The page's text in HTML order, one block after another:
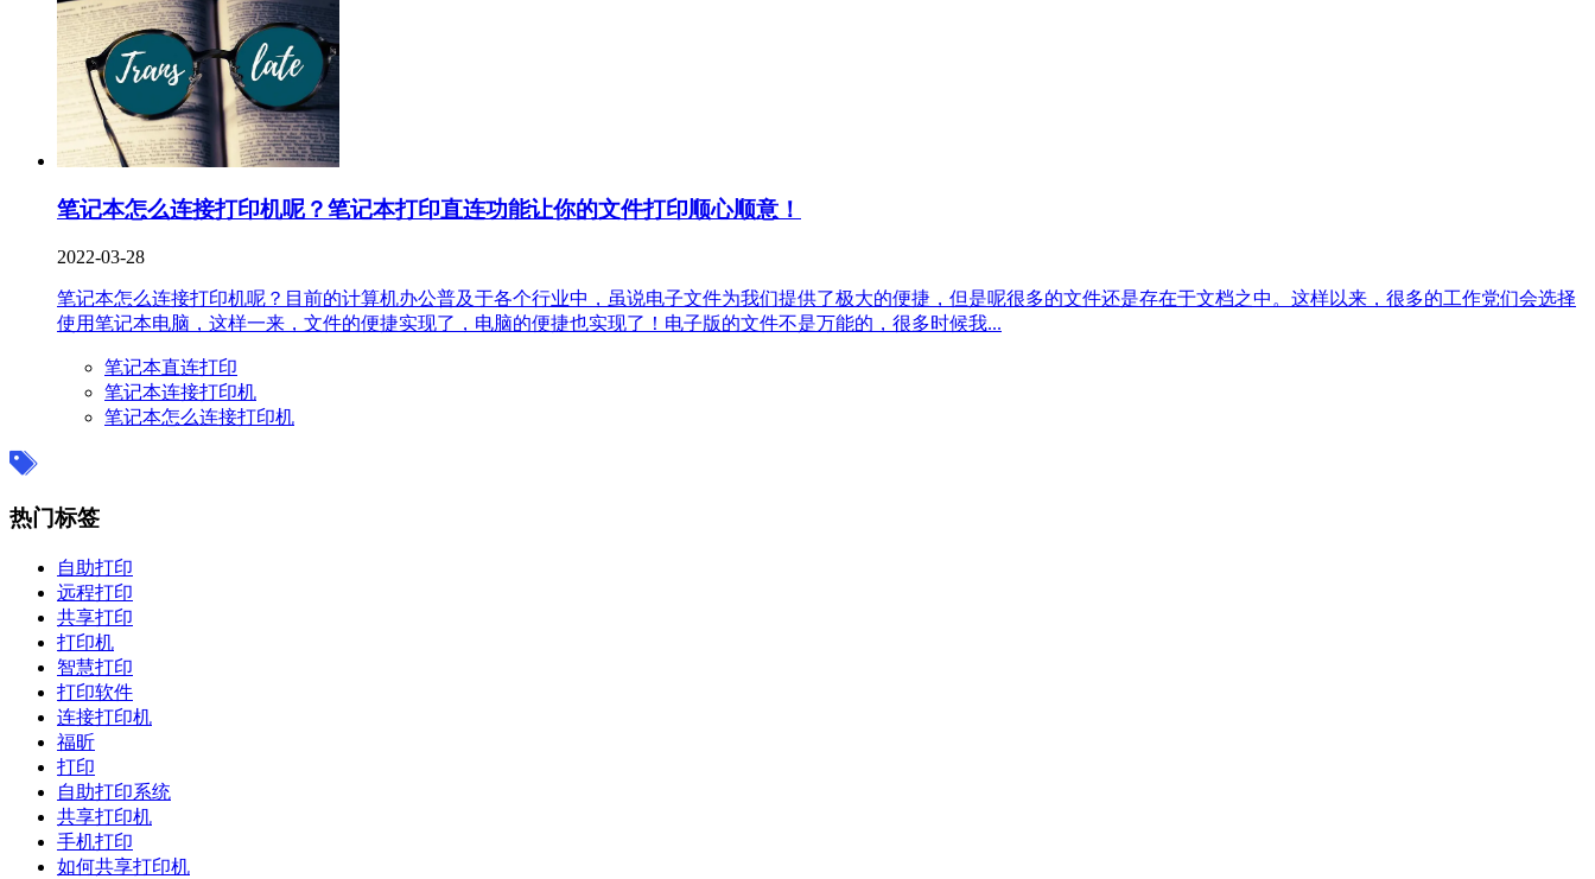
笔记本怎么连接打印机呢？笔记本打印直连功能让你的文件打印顺心顺意！
2022-03-28
笔记本怎么连接打印机呢？目前的计算机办公普及于各个行业中，虽说电子文件为我们提供了极大的便捷，但是呢很多的文件还是存在于文档之中。这样以来，很多的工作党们会选择
使用笔记本电脑，这样一来，文件的便捷实现了，电脑的便捷也实现了！电子版的文件不是万能的，很多时候我...
笔记本直连打印
笔记本连接打印机
笔记本怎么连接打印机
热门标签
自助打印
远程打印
共享打印
打印机
智慧打印
打印软件
连接打印机
福昕
打印
自助打印系统
共享打印机
手机打印
如何共享打印机